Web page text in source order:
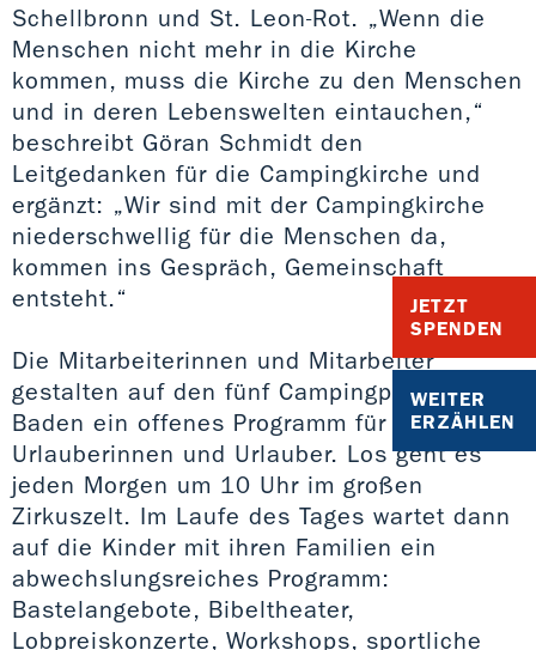
JETZT
SPENDEN
WEITER
ERZÄHLEN
Schellbronn und St. Leon-Rot. „Wenn die
Menschen nicht mehr in die Kirche
kommen, muss die Kirche zu den Menschen
und in deren Lebenswelten eintauchen,“
beschreibt Göran Schmidt den
Leitgedanken für die Campingkirche und
ergänzt: „Wir sind mit der Campingkirche
niederschwellig für die Menschen da,
kommen ins Gespräch, Gemeinschaft
entsteht.“
Die Mitarbeiterinnen und Mitarbeiter
gestalten auf den fünf Campingplätzen in
Baden ein offenes Programm für
Urlauberinnen und Urlauber. Los geht es
jeden Morgen um 10 Uhr im großen
Zirkuszelt. Im Laufe des Tages wartet dann
auf die Kinder mit ihren Familien ein
abwechslungsreiches Programm:
Bastelangebote, Bibeltheater,
Lobpreiskonzerte, Workshops, sportliche